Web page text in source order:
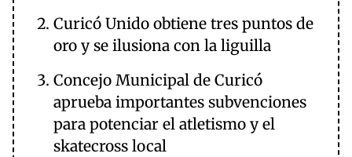
Curicó Unido obtiene tres puntos de
oro y se ilusiona con la liguilla
Concejo Municipal de Curicó
aprueba importantes subvenciones
para potenciar el atletismo y el
skatecross local